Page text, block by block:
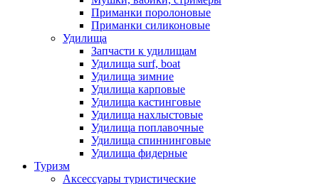
Приманки поролоновые
Приманки силиконовые
Удилища
Запчасти к удилищам
Удилища surf, boat
Удилища зимние
Удилища карповые
Удилища кастинговые
Удилища нахлыстовые
Удилища поплавочные
Удилища спиннинговые
Удилища фидерные
Туризм
Аксессуары туристические